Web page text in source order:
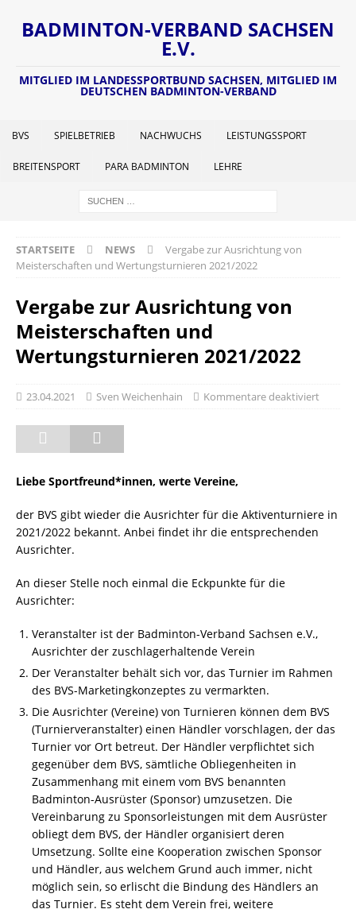
BADMINTON-VERBAND SACHSEN
E.V.
MITGLIED IM LANDESSPORTBUND SACHSEN, MITGLIED IM
DEUTSCHEN BADMINTON-VERBAND
BVS SPIELBETRIEB NACHWUCHS LEISTUNGSSPORT
BREITENSPORT PARA BADMINTON LEHRE
STARTSEITE NEWS
Vergabe zur Ausrichtung von
Meisterschaften und Wertungsturnieren 2021/2022
Vergabe zur Ausrichtung von
Meisterschaften und
Wertungsturnieren 2021/2022
23.04.2021 Sven Weichenhain Kommentare deaktiviert
Liebe Sportfreund*innen, werte Vereine,
der BVS gibt wieder die Ausrichter für die Aktiventurniere in
2021/2022 bekannt. Anbei findet ihr die entsprechenden
Ausrichter.
An dieser Stelle noch einmal die Eckpunkte für die
Ausrichter:
Veranstalter ist der Badminton-Verband Sachsen e.V.,
Ausrichter der zuschlagerhaltende Verein
Der Veranstalter behält sich vor, das Turnier im Rahmen
des BVS-Marketingkonzeptes zu vermarkten.
Die Ausrichter (Vereine) von Turnieren können dem BVS
(Turnierveranstalter) einen Händler vorschlagen, der das
Turnier vor Ort betreut. Der Händler verpflichtet sich
gegenüber dem BVS, sämtliche Obliegenheiten in
Zusammenhang mit einem vom BVS benannten
Badminton-Ausrüster (Sponsor) umzusetzen. Die
Vereinbarung zu Sponsorleistungen mit dem Ausrüster
obliegt dem BVS, der Händler organisiert deren
Umsetzung. Sollte eine Kooperation zwischen Sponsor
und Händler, aus welchem Grund auch immer, nicht
möglich sein, so erlischt die Bindung des Händlers an
das Turnier. Es steht dem Verein frei, weitere